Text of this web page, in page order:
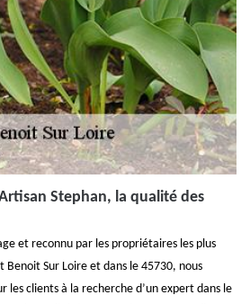
Stephan, la qualité des
et reconnu par les propriétaires les plus
Benoit Sur Loire et dans le 45730, nous
les clients à la recherche d’un expert dans le